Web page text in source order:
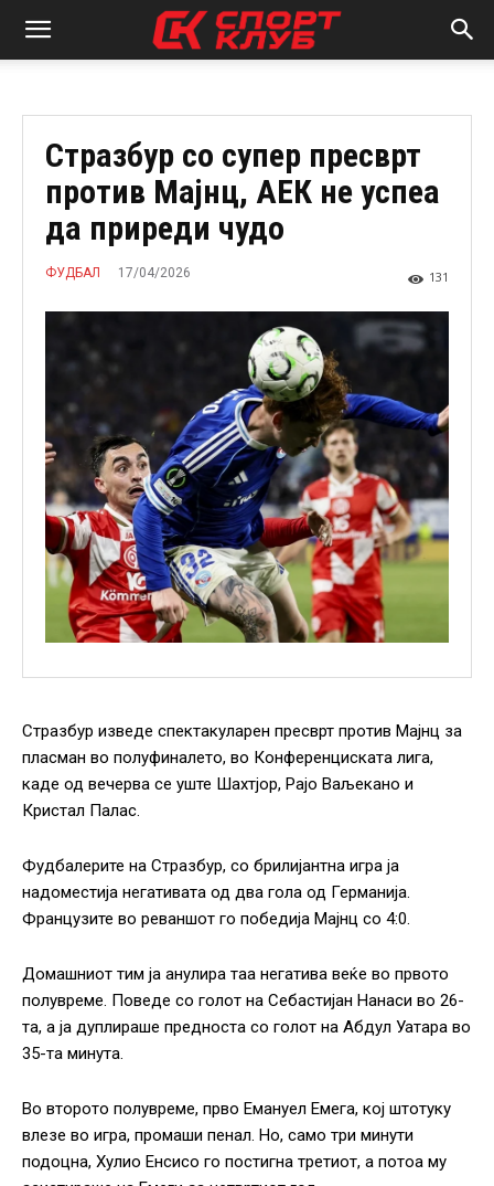
Стразбур со супер пресврт
против Мајнц, АЕК не успеа
да приреди чудо
ФУДБАЛ 17/04/2026 131
Стразбур изведе спектакуларен пресврт против Мајнц за
пласман во полуфиналето, во Конференциската лига,
каде од вечерва се уште Шахтјор, Рајо Ваљекано и
Кристал Палас.
Фудбалерите на Стразбур, со брилијантна игра ја
надоместија негативата од два гола од Германија.
Французите во реваншот го победија Мајнц со 4:0.
Домашниот тим ја анулира таа негатива веќе во првото
полувреме. Поведе со голот на Себастијан Нанаси во 26-
та, а ја дуплираше предноста со голот на Абдул Уатара во
35-та минута.
Во второто полувреме, прво Емануел Емега, кој штотуку
влезе во игра, промаши пенал. Но, само три минути
подоцна, Хулио Енсисо го постигна третиот, а потоа му